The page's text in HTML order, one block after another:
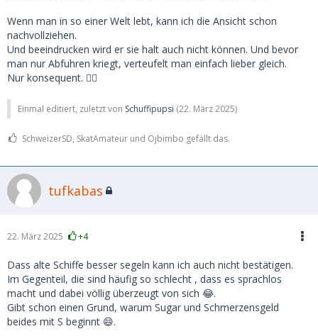
Wenn man in so einer Welt lebt, kann ich die Ansicht schon
nachvollziehen.
Und beeindrucken wird er sie halt auch nicht können. Und bevor
man nur Abfuhren kriegt, verteufelt man einfach lieber gleich.
Nur konsequent. ☝🏻
Einmal editiert, zuletzt von Schuffipupsi (22. März 2025)
SchweizerSD, SkatAmateur und Ojbimbo gefällt das.
tufkabas
22. März 2025 +4
Dass alte Schiffe besser segeln kann ich auch nicht bestätigen.
Im Gegenteil, die sind häufig so schlecht , dass es sprachlos
macht und dabei völlig überzeugt von sich 😂.
Gibt schon einen Grund, warum Sugar und Schmerzensgeld
beides mit S beginnt 😄.